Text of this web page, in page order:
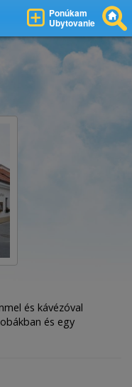
Ponúkam
Ubytovanie
és kávézóval
és egy